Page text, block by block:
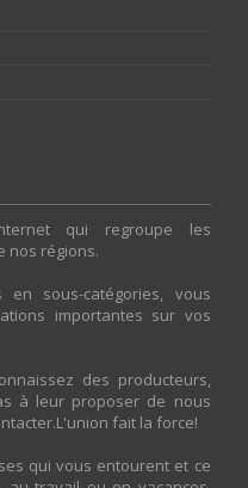
qui regroupe les
nos régions.
sous-catégories, vous
importantes sur vos
des producteurs,
à leur proposer de nous
fait la force!
qui vous entourent et ce